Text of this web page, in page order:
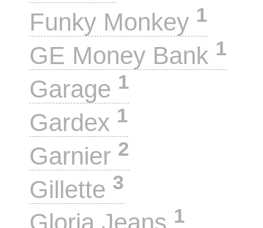
Funky Monkey 1
GE Money Bank 1
Garage 1
Gardex 1
Garnier 2
Gillette 3
1